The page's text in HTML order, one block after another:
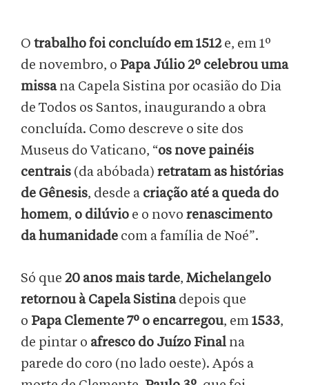
O trabalho foi concluído em 1512e, em 1º
de novembro, o Papa Júlio 2º celebrou uma
missana Capela Sistina por ocasião do Dia
de Todos os Santos, inaugurando a obra
concluída. Como descreve o site dos
Museus do Vaticano, “os nove painéis
centrais (da abóbada) retratam as histórias
de Gênesis, desde a criação até a queda do
homem, o dilúvio e o novo renascimento
da humanidade com a família de Noé”.
Só que 20 anos mais tarde, Michelangelo
retornou à Capela Sistinadepois que
o Papa Clemente 7º o encarregou, em1533,
de pintar o afresco do Juízo Final na
parede do coro (no lado oeste). Após a